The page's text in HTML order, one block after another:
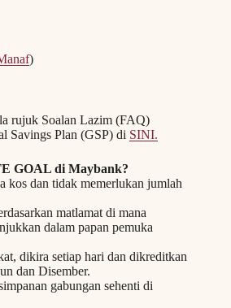
)
rujuk Soalan Lazim (FAQ)
Savings Plan (GSP) di SINI.
GOAL di Maybank?
kos dan tidak memerlukan jumlah
matlamat di mana
dalam papan pemuka
dikira setiap hari dan dikreditkan
dan Disember.
gabungan sehenti di